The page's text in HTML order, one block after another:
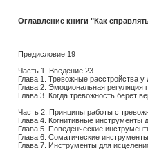
Оглавление книги "Как
Предисловие 19
Часть 1. Введение 23
Глава 1. Тревожные расстройства у
Глава 2. Эмоциональная регуляция
Глава 3. Когда тревожность берет
Часть 2. Принципы работы с
Глава 4. Когнитивные инструменты
Глава 5. Поведенческие
Глава 6. Соматические
Глава 7. Инструменты для